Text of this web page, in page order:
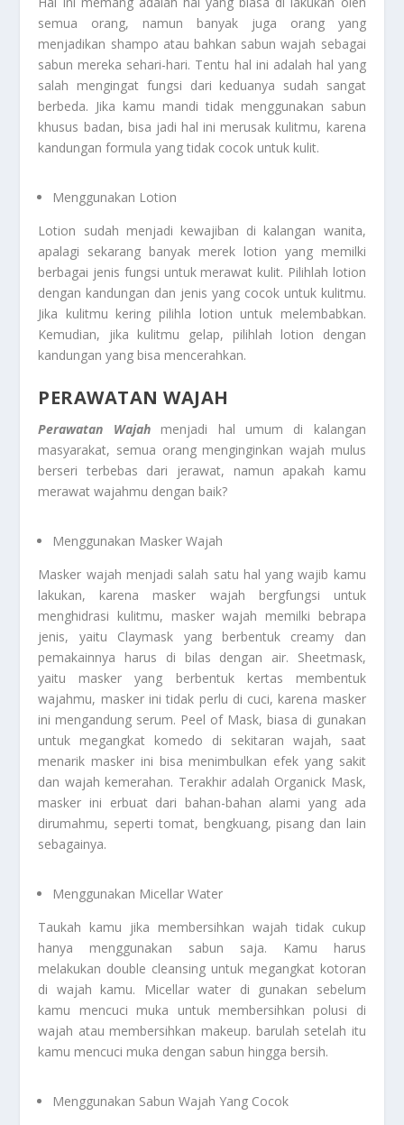
semua orang, namun banyak juga orang yang
menjadikan shampo atau bahkan sabun wajah sebagai
sabun mereka sehari-hari. Tentu hal ini adalah hal yang
salah mengingat fungsi dari keduanya sudah sangat
berbeda. Jika kamu mandi tidak menggunakan sabun
khusus badan, bisa jadi hal ini merusak kulitmu, karena
kandungan formula yang tidak cocok untuk kulit.
Menggunakan Lotion
Lotion sudah menjadi kewajiban di kalangan wanita,
apalagi sekarang banyak merek lotion yang memilki
berbagai jenis fungsi untuk merawat kulit. Pilihlah lotion
dengan kandungan dan jenis yang cocok untuk kulitmu.
Jika kulitmu kering pilihla lotion untuk melembabkan.
Kemudian, jika kulitmu gelap, pilihlah lotion dengan
kandungan yang bisa mencerahkan.
PERAWATAN WAJAH
Perawatan Wajahmenjadi hal umum di kalangan
masyarakat, semua orang menginginkan wajah mulus
berseri terbebas dari jerawat, namun apakah kamu
merawat wajahmu dengan baik?
Menggunakan Masker Wajah
Masker wajah menjadi salah satu hal yang wajib kamu
lakukan, karena masker wajah bergfungsi untuk
menghidrasi kulitmu, masker wajah memilki bebrapa
jenis, yaitu Claymask yang berbentuk creamy dan
pemakainnya harus di bilas dengan air. Sheetmask,
yaitu masker yang berbentuk kertas membentuk
wajahmu, masker ini tidak perlu di cuci, karena masker
ini mengandung serum. Peel of Mask, biasa di gunakan
untuk megangkat komedo di sekitaran wajah, saat
menarik masker ini bisa menimbulkan efek yang sakit
dan wajah kemerahan. Terakhir adalah Organick Mask,
masker ini erbuat dari bahan-bahan alami yang ada
dirumahmu, seperti tomat, bengkuang, pisang dan lain
sebagainya.
Menggunakan Micellar Water
Taukah kamu jika membersihkan wajah tidak cukup
hanya menggunakan sabun saja. Kamu harus
melakukan double cleansing untuk megangkat kotoran
di wajah kamu. Micellar water di gunakan sebelum
kamu mencuci muka untuk membersihkan polusi di
wajah atau membersihkan makeup. barulah setelah itu
kamu mencuci muka dengan sabun hingga bersih.
Menggunakan Sabun Wajah Yang Cocok